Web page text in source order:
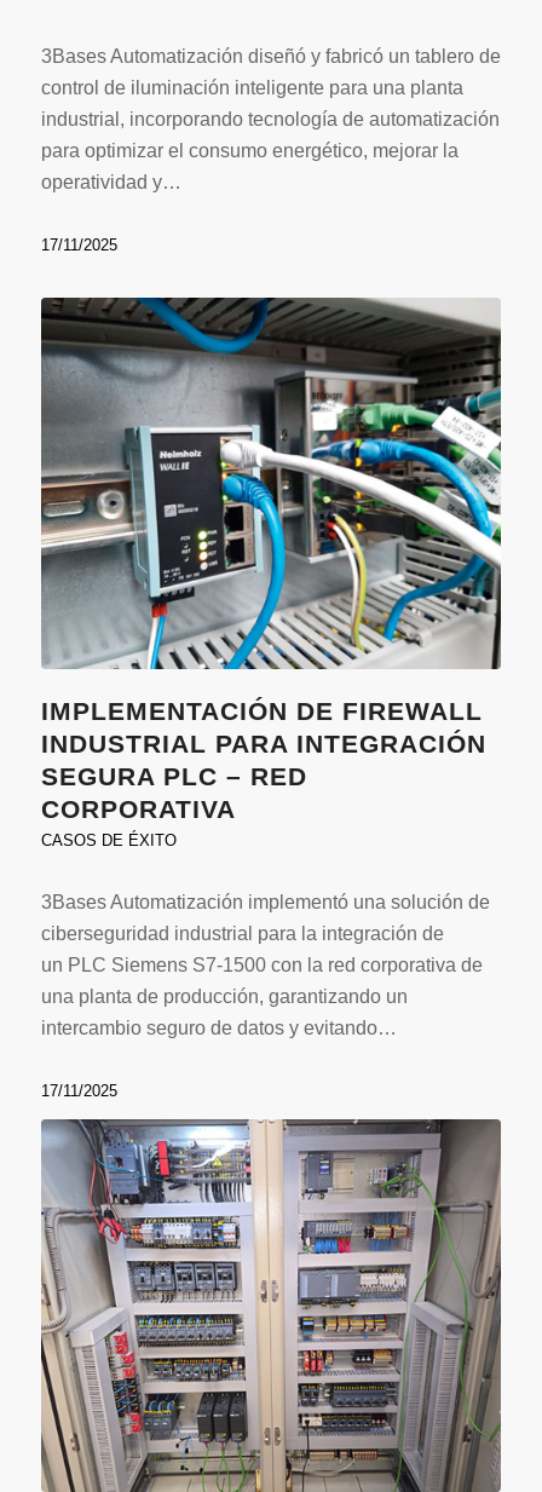
3Bases Automatización diseñó y fabricó un tablero de
control de iluminación inteligente para una planta
industrial, incorporando tecnología de automatización
para optimizar el consumo energético, mejorar la
operatividad y…
17/11/2025
IMPLEMENTACIÓN DE FIREWALL
INDUSTRIAL PARA INTEGRACIÓN
SEGURA PLC – RED
CORPORATIVA
CASOS DE ÉXITO
3Bases Automatización implementó una solución de
ciberseguridad industrial para la integración de
un PLC Siemens S7-1500 con la red corporativa de
una planta de producción, garantizando un
intercambio seguro de datos y evitando…
17/11/2025